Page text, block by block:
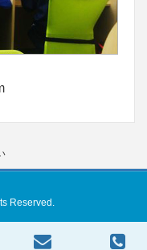
Reserved.